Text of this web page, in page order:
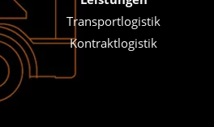
Transportlogistik
Kontraktlogistik